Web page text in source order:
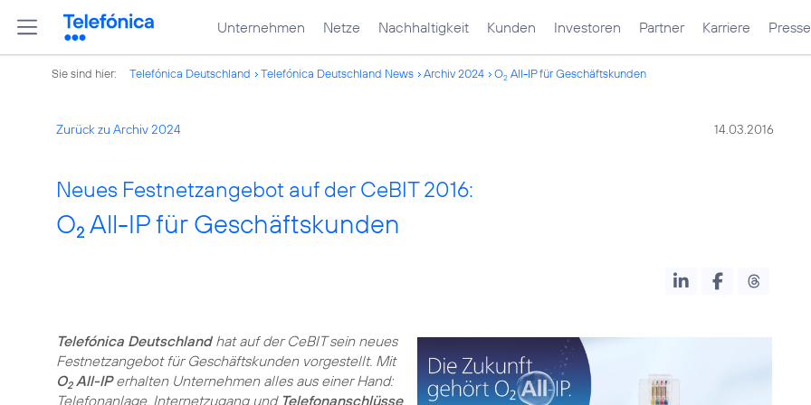
Unternehmen Netze Nachhaltigkeit Kunden Investoren Partner Karriere Presse
Sie sind hier: Telefónica Deutschland Telefónica Deutschland News Archiv 2024 O2 All-IP für Geschäftskunden
Zurück zu Archiv 2024 14.03.2016
Neues Festnetzangebot auf der CeBIT 2016:
O2 All-IP für Geschäftskunden
Telefónica Deutschlandhat auf der CeBIT sein neues
Festnetzangebot für Geschäftskunden vorgestellt. Mit
O2All-IPerhalten Unternehmen alles aus einer Hand:
Telefonanlage, Internetzugang und Telefonanschlüsse